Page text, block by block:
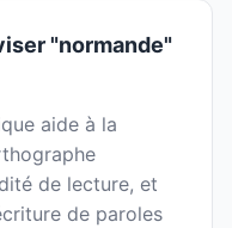
"normande"
aide à la
de lecture, et
de paroles